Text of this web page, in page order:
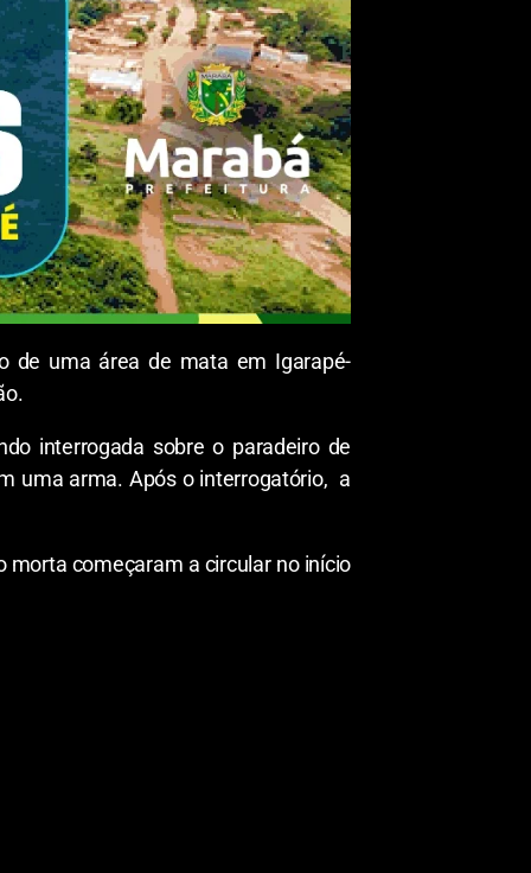
de uma área de mata em Igarapé-
interrogada sobre o paradeiro de
uma arma. Após o interrogatório, a
morta começaram a circular no início